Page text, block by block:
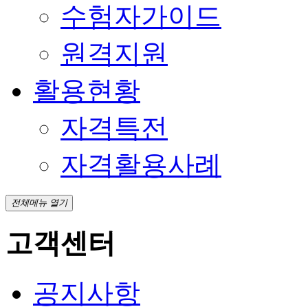
수험자가이드
원격지원
활용현황
자격특전
자격활용사례
전체메뉴 열기
고객센터
공지사항